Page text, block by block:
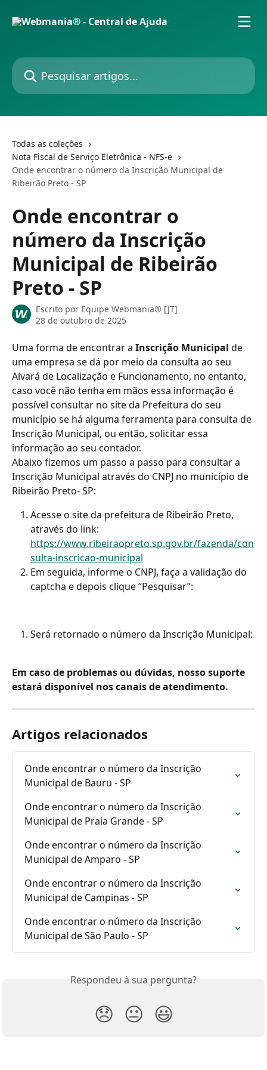
Pesquisar artigos...
Todas as coleções
Nota Fiscal de Serviço Eletrônica - NFS-e
Onde encontrar o número da Inscrição Municipal de
Ribeirão Preto - SP
Onde encontrar o
número da Inscrição
Municipal de Ribeirão
Preto - SP
Escrito por Equipe Webmania® [JT]
28 de outubro de 2025
Uma forma de encontrar a Inscrição Municipal de
uma empresa se dá por meio da consulta ao seu
Alvará de Localização e Funcionamento, no entanto,
caso você não tenha em mãos essa informação é
possível consultar no site da Prefeitura do seu
município se há alguma ferramenta para consulta de
Inscrição Municipal, ou então, solicitar essa
informação ao seu contador.
Abaixo fizemos um passo a passo para consultar a
Inscrição Municipal através do CNPJ no município de
Ribeirão Preto- SP:
Acesse o site da prefeitura de Ribeirão Preto,
através do link:
https://www.ribeiraopreto.sp.gov.br/fazenda/con
sulta-inscricao-municipal
Em seguida, informe o CNPJ, faça a validação do
captcha e depois clique “Pesquisar”:
Será retornado o número da Inscrição Municipal:
Em caso de problemas ou dúvidas, nosso suporte
estará disponível nos canais de atendimento.
Artigos relacionados
Onde encontrar o número da Inscrição
Municipal de Bauru - SP
Onde encontrar o número da Inscrição
Municipal de Praia Grande - SP
Onde encontrar o número da Inscrição
Municipal de Amparo - SP
Onde encontrar o número da Inscrição
Municipal de Campinas - SP
Onde encontrar o número da Inscrição
Municipal de São Paulo - SP
Respondeu à sua pergunta?
😞 😐 😃